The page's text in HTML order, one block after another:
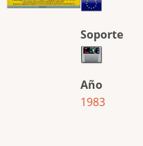
Soporte
Año
1983